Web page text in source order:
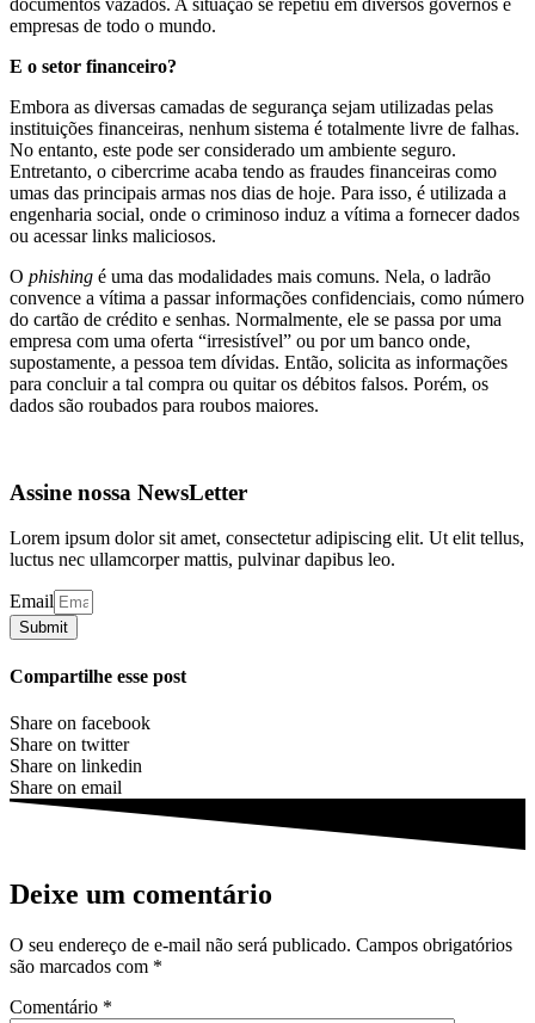
documentos vazados. A situação se repetiu em diversos governos e
empresas de todo o mundo.
E o setor financeiro?
Embora as diversas camadas de segurança sejam utilizadas pelas
instituições financeiras, nenhum sistema é totalmente livre de falhas.
No entanto, este pode ser considerado um ambiente seguro.
Entretanto, o cibercrime acaba tendo as fraudes financeiras como
umas das principais armas nos dias de hoje. Para isso, é utilizada a
engenharia social, onde o criminoso induz a vítima a fornecer dados
ou acessar links maliciosos.
O phishing é uma das modalidades mais comuns. Nela, o ladrão
convence a vítima a passar informações confidenciais, como número
do cartão de crédito e senhas. Normalmente, ele se passa por uma
empresa com uma oferta “irresistível” ou por um banco onde,
supostamente, a pessoa tem dívidas. Então, solicita as informações
para concluir a tal compra ou quitar os débitos falsos. Porém, os
dados são roubados para roubos maiores.
Assine nossa NewsLetter
Lorem ipsum dolor sit amet, consectetur adipiscing elit. Ut elit tellus,
luctus nec ullamcorper mattis, pulvinar dapibus leo.
Email
Submit
Compartilhe esse post
Share on facebook
Share on twitter
Share on linkedin
Share on email
Deixe um comentário
O seu endereço de e-mail não será publicado. Campos obrigatórios
são marcados com *
Comentário *